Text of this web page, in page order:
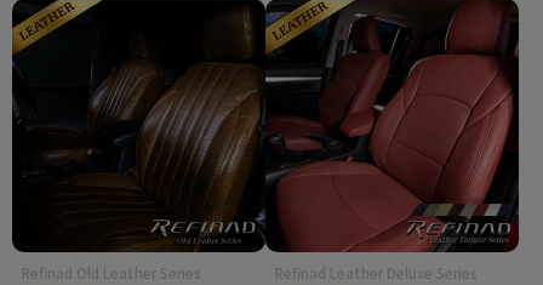
Refinad Old Leather Series Refinad Leather Deluxe Series